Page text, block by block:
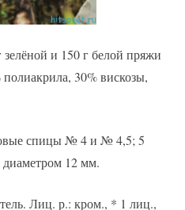
зелёной и 150 г белой пряжи
30% вискозы,
спицы № 4 и № 4,5; 5
12 мм.
Лиц. р.: кром., * 1 лиц.,